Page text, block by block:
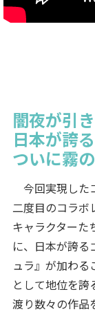
闇夜が引
日本が誇
ついに霧
今回実現した
二度目のコラボ
キャラクター
に、日本が誇る
ュラ』が加わる
として地位を
渡り数々の作品